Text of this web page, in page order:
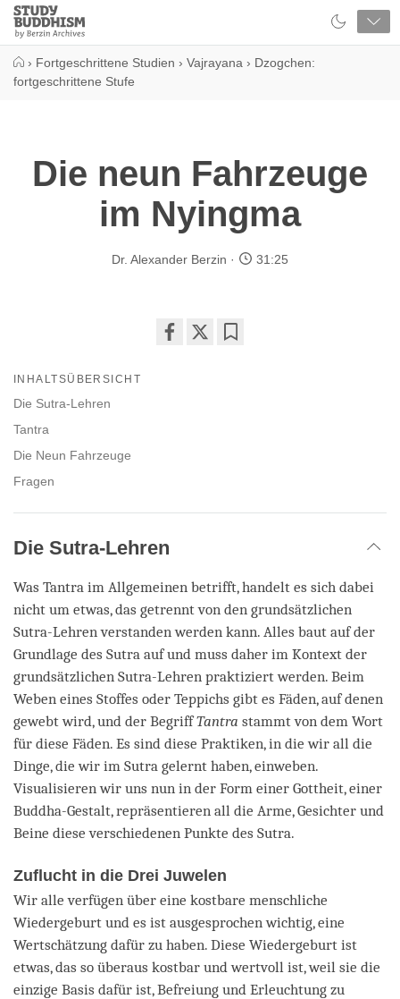
Close
Study
Buddhism
› Fortgeschrittene Studien › Vajrayana › Dzogchen:
fortgeschrittene Stufe
Die neun Fahrzeuge
im Nyingma
Dr. Alexander Berzin 31:25
INHALTSÜBERSICHT
Die Sutra-Lehren
Tantra
Die Neun Fahrzeuge
Fragen
Die Sutra-Lehren
Was Tantra im Allgemeinen betrifft, handelt es sich dabei
nicht um etwas, das getrennt von den grundsätzlichen
Sutra-Lehren verstanden werden kann. Alles baut auf der
Grundlage des Sutra auf und muss daher im Kontext der
grundsätzlichen Sutra-Lehren praktiziert werden. Beim
Weben eines Stoffes oder Teppichs gibt es Fäden, auf denen
gewebt wird, und der BegriffTantra stammt von dem Wort
für diese Fäden. Es sind diese Praktiken, in die wir all die
Dinge, die wir im Sutra gelernt haben, einweben.
Visualisieren wir uns nun in der Form einer Gottheit, einer
Buddha-Gestalt, repräsentieren all die Arme, Gesichter und
Beine diese verschiedenen Punkte des Sutra.
Zuflucht in die Drei Juwelen
Wir alle verfügen über eine kostbare menschliche
Wiedergeburt und es ist ausgesprochen wichtig, eine
Wertschätzung dafür zu haben. Diese Wiedergeburt ist
etwas, das so überaus kostbar und wertvoll ist, weil sie die
einzige Basis dafür ist, Befreiung und Erleuchtung zu